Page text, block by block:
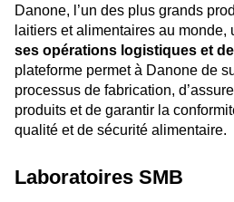
Danone, l’un des plus grands
laitiers et alimentaires au monde,
ses opérations logistiques et
plateforme permet à Danone de
processus de fabrication,
produits et de garantir la
qualité et de sécurité alimentaire.
Laboratoires SMB